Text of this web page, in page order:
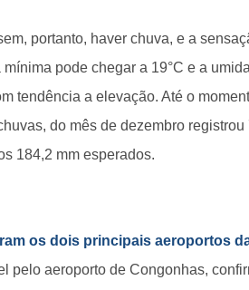
portanto, haver chuva, e a
mínima pode chegar a 19°C e a
tendência a elevação. Até o
do mês de dezembro registrou
184,2 mm esperados.
os dois principais aeroportos
pelo aeroporto de Congonhas,